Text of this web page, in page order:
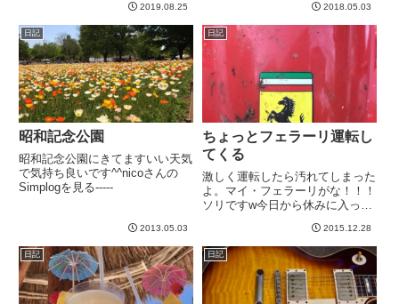
９時からプールオープンなのに、
いろいろ調べた妻が、７時に着く
ように行こう、とかいう。え
ー。。。とおもいつつ、まあ妻に
従っ...
2019.08.25
の方が材の質が良いという説は、
そうなのかもしれないなあとこの
ギターを見てるとちょっと思う。
それにしてもアコギの響きって...
2018.05.03
日記
昭和記念公園
昭和記念公園にきてますいい天気
で気持ち良いです^^nicoさんの
Simplogを見る-----
2013.05.03
日記
ちょっとフェラーリ運転し
てくる
激しく運転したら汚れてしまった
よ。マイ・フェラーリがな！！！
ソリですw今日から休みに入っ
雪が少ない。昨年は豪雪だったの
に。もっとも豪雪すぎて相当難儀
しましたが。。。ハンドル付き。
もう何年も前に買ったのですが
相...
2015.12.28
日記 日記